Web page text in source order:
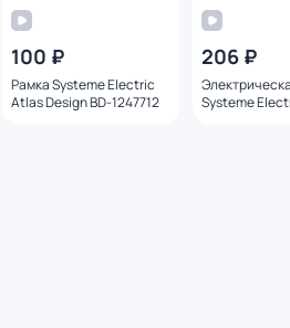
100 ₽
Рамка Systeme Electric
Atlas Design BD-1247712
206 ₽
Systeme